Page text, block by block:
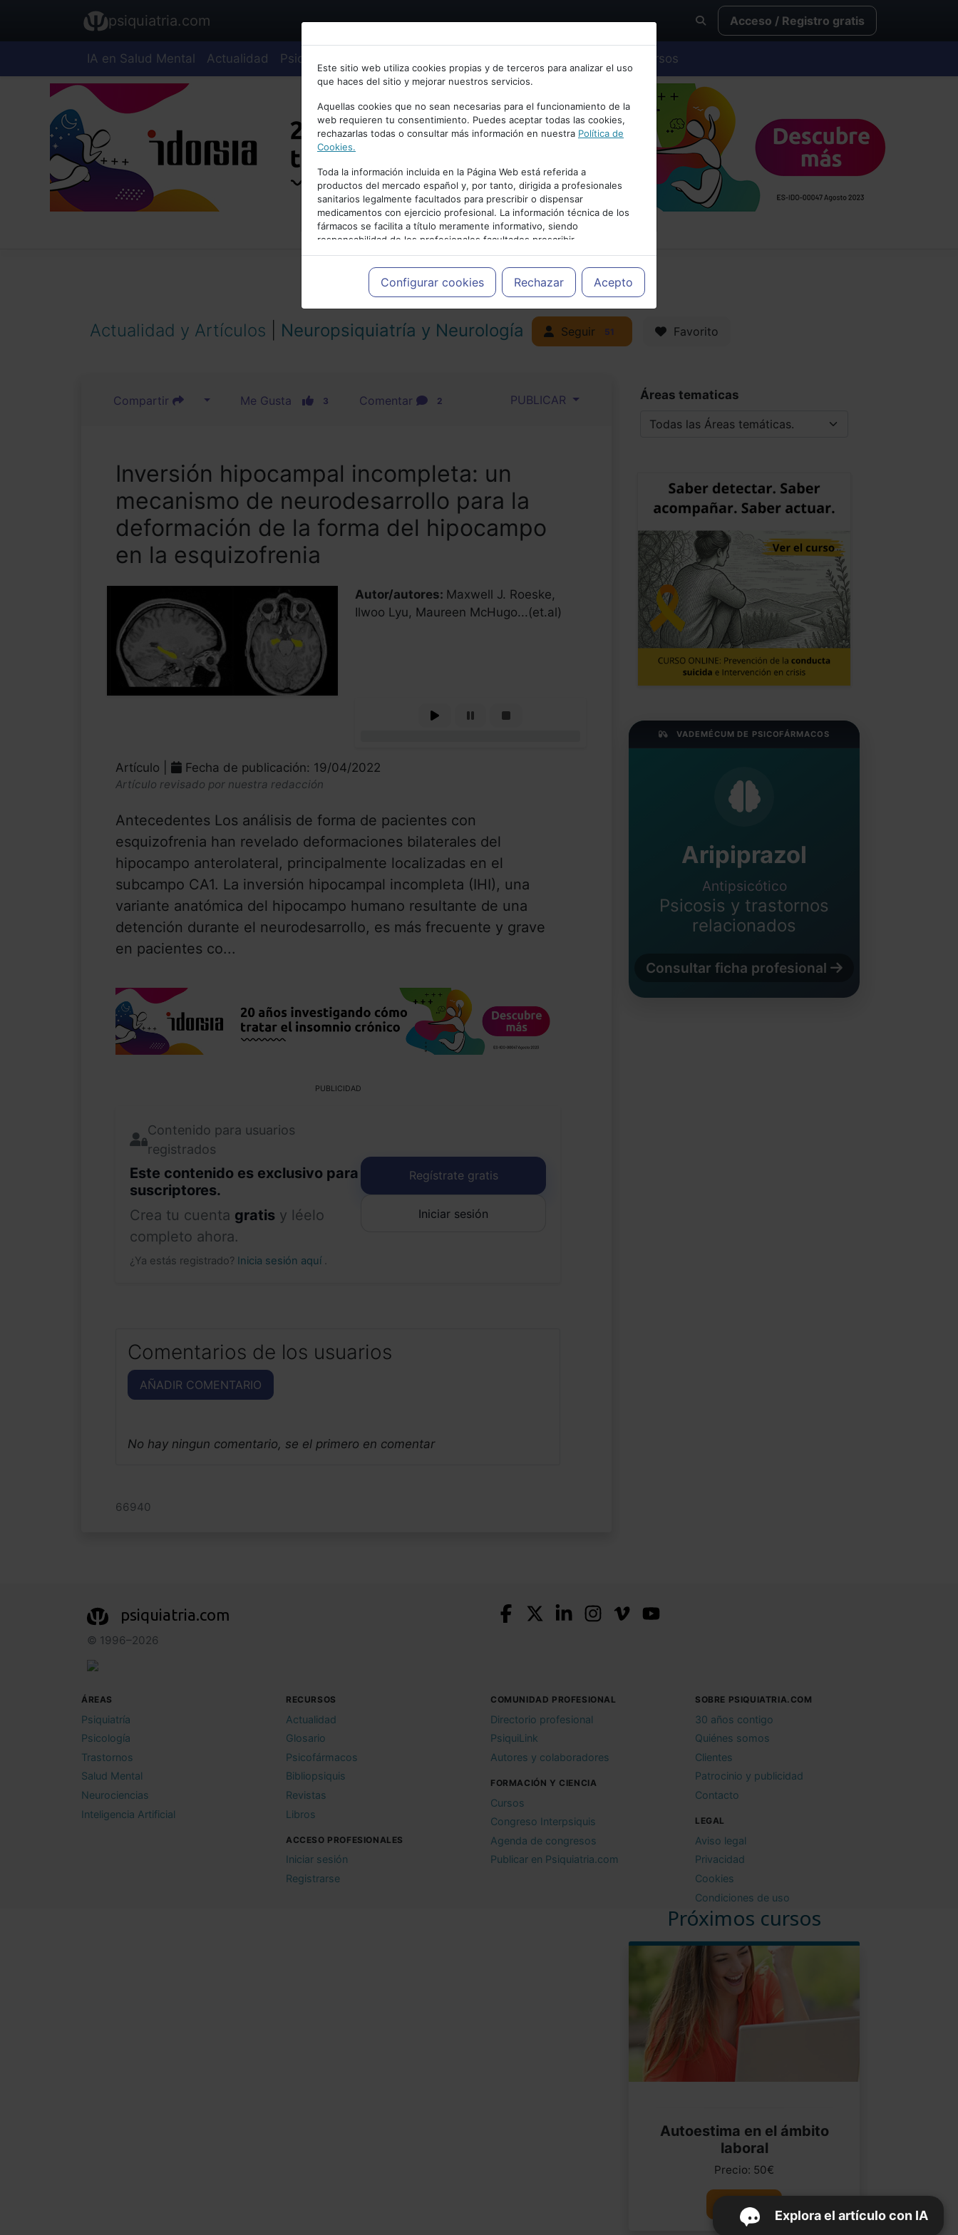
Bienvenid@ a psiquiatria.com
Escribe tu Email
Accede o regístrate con tu email.
Cancelar
psiquiatria.com Acceso / Registro gratis
IA en Salud Mental Actualidad Psiquiatría Cursos
Este sitio web utiliza cookies propias y de terceros para analizar el uso
que haces del sitio y mejorar nuestros servicios.
Aquellas cookies que no sean necesarias para el funcionamiento de la
web requieren tu consentimiento. Puedes aceptar todas las cookies,
rechazarlas todas o consultar más información en nuestra Política de
Cookies.
Toda la información incluida en la Página Web está referida a
productos del mercado español y, por tanto, dirigida a profesionales
sanitarios legalmente facultados para prescribir o dispensar
medicamentos con ejercicio profesional. La información técnica de los
fármacos se facilita a título meramente informativo, siendo
responsabilidad de los profesionales facultados prescribir
medicamentos y decidir, en cada caso concreto, el tratamiento más
adecuado a las necesidades del paciente.
Configurar cookies Rechazar Acepto
PUBLICIDAD
Actualidad y Artículos Neuropsiquiatría y Neurología Seguir 51 Favorito
Compartir Me Gusta 3 Comentar 2 PUBLICAR
Inversión hipocampal incompleta: un
mecanismo de neurodesarrollo para la
deformación de la forma del hipocampo
en la esquizofrenia
Autor/autores: Maxwell J. Roeske,
Ilwoo Lyu, Maureen McHugo...(et.al)
Artículo | Fecha de publicación: 19/04/2022
Artículo revisado por nuestra redacción
Antecedentes Los análisis de forma de pacientes con
esquizofrenia han revelado deformaciones bilaterales del
hipocampo anterolateral, principalmente localizadas en el
subcampo CA1. La inversión hipocampal incompleta (IHI), una
variante anatómica del hipocampo humano resultante de una
detención durante el neurodesarrollo, es más frecuente y grave
en pacientes co...
PUBLICIDAD
Contenido para usuarios
registrados
Este contenido es exclusivo para
suscriptores.
Crea tu cuenta gratis y léelo
completo ahora.
¿Ya estás registrado? Inicia sesión aquí .
Regístrate gratis
Iniciar sesión
Comentarios de los usuarios
AÑADIR COMENTARIO
No hay ningun comentario, se el primero en comentar
66940
Áreas tematicas
VADEMÉCUM DE PSICOFÁRMACOS
Aripiprazol
Antipsicótico
Psicosis y trastornos
relacionados
Consultar ficha profesional
Próximos cursos
Autoestima en el ámbito
laboral
Precio: 50€
Ver curso
Explora el artículo con IA
psiquiatria.com
© 1996–2026
ÁREAS
Psiquiatría
Psicología
Trastornos
Salud Mental
Neurociencias
Inteligencia Artificial
RECURSOS
Actualidad
Glosario
Psicofármacos
Bibliopsiquis
Revistas
Libros
ACCESO PROFESIONALES
Iniciar sesión
Registrarse
COMUNIDAD PROFESIONAL
Directorio profesional
PsiquiLink
Autores y colaboradores
FORMACIÓN Y CIENCIA
Cursos
Congreso Interpsiquis
Agenda de congresos
Publicar en Psiquiatria.com
SOBRE PSIQUIATRIA.COM
30 años contigo
Quiénes somos
Clientes
Patrocinio y publicidad
Contacto
LEGAL
Aviso legal
Privacidad
Cookies
Condiciones de uso